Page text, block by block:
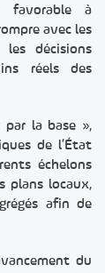
favorable à
avec les
décisions
réels des
la base »,
de l’État
échelons
plans locaux,
afin de
du